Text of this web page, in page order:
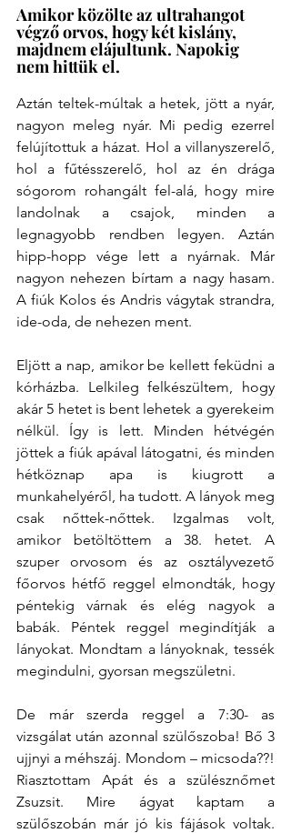
Amikor közölte az ultrahangot
végző orvos, hogy két kislány,
majdnem elájultunk. Napokig
nem hittük el.
Aztán teltek-múltak a hetek, jött a nyár,
nagyon meleg nyár. Mi pedig ezerrel
felújítottuk a házat. Hol a villanyszerelő,
hol a fűtésszerelő, hol az én drága
sógorom rohangált fel-alá, hogy mire
landolnak a csajok, minden a
legnagyobb rendben legyen. Aztán
hipp-hopp vége lett a nyárnak. Már
nagyon nehezen bírtam a nagy hasam.
A fiúk Kolos és Andris vágytak strandra,
ide-oda, de nehezen ment.
Eljött a nap, amikor be kellett feküdni a
kórházba. Lelkileg felkészültem, hogy
akár 5 hetet is bent lehetek a gyerekeim
nélkül. Így is lett. Minden hétvégén
jöttek a fiúk apával látogatni, és minden
hétköznap apa is kiugrott a
munkahelyéről, ha tudott. A lányok meg
csak nőttek-nőttek. Izgalmas volt,
amikor betöltöttem a 38. hetet. A
szuper orvosom és az osztályvezető
főorvos hétfő reggel elmondták, hogy
péntekig várnak és elég nagyok a
babák. Péntek reggel megindítják a
lányokat. Mondtam a lányoknak, tessék
megindulni, gyorsan megszületni.
De már szerda reggel a 7:30- as
vizsgálat után azonnal szülőszoba! Bő 3
ujjnyi a méhszáj. Mondom – micsoda??!
Riasztottam Apát és a szülésznőmet
Zsuzsit. Mire ágyat kaptam a
szülőszobán már jó kis fájások voltak.